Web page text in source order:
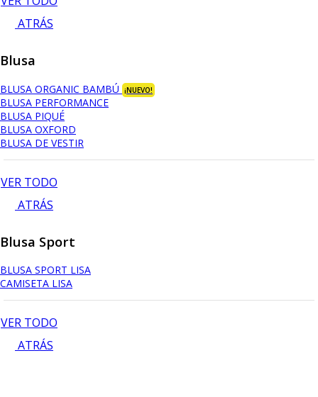
ATRÁS
Blusa
BLUSA ORGANIC BAMBÚ ¡NUEVO!
BLUSA PERFORMANCE
BLUSA PIQUÉ
BLUSA OXFORD
BLUSA DE VESTIR
VER TODO
ATRÁS
Blusa Sport
BLUSA SPORT LISA
CAMISETA LISA
VER TODO
ATRÁS